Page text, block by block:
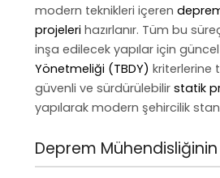
modern teknikleri içeren
projeleri hazırlanır. Tüm bu
inşa edilecek yapılar için güncel
Yönetmeliği (TBDY) kriterlerine
güvenli ve sürdürülebilir statik
yapılarak modern şehircilik
Deprem Mühendisliğinin